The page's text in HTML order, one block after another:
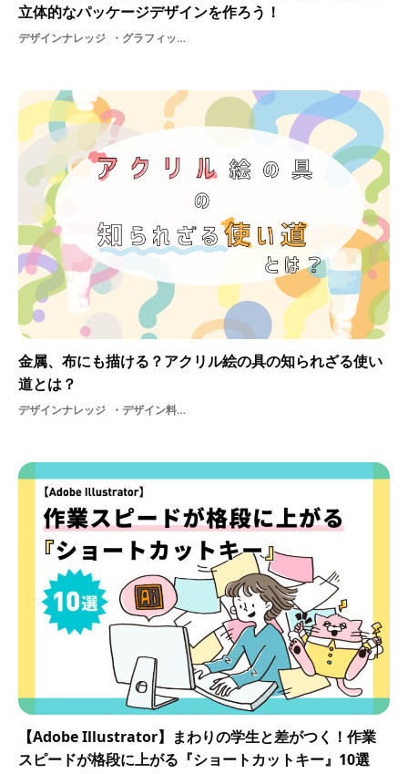
立体的なパッケージデザインを作ろう！
デザインナレッジ グラフィック2D3DadobeグラフィックデザインデザイングラフィックデザイナーAdobe Dimension制作
金属、布にも描ける？アクリル絵の具の知られざる使い
道とは？
デザインナレッジ デザイン料ファインアートハンドメイドグッズアレンジポスターアクリル絵の具ものづくり制作作品グラフィック学生グッズ技術アイデアハンドメイドデザインイラストデザインデザインクリエイティブアート
【Adobe Illustrator】まわりの学生と差がつく！作業
スピードが格段に上がる『ショートカットキー』10選